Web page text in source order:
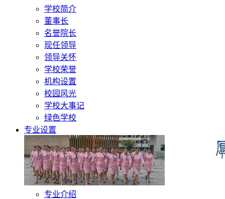
学校简介
董事长
名誉院长
现任领导
领导关怀
学校荣誉
机构设置
校园风光
学校大事记
绿色学校
专业设置
专业介绍